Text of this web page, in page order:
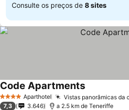
Consulte os preços de 8 sites
4 EstrelasAparthotel Vistas panorâmicas da
Code Apartments
7,3 3.646 a 2.5 km de Teneriffe